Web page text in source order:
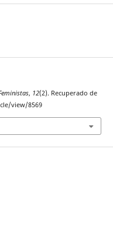
, 12(2). Recuperado de
view/8569